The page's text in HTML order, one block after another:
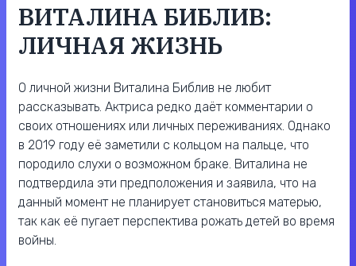
ВИТАЛИНА БИБЛИВ:
ЛИЧНАЯ ЖИЗНЬ
О личной жизни Виталина Библив не любит
рассказывать. Актриса редко даёт комментарии о
своих отношениях или личных переживаниях. Однако
в 2019 году её заметили с кольцом на пальце, что
породило слухи о возможном браке. Виталина не
подтвердила эти предположения и заявила, что на
данный момент не планирует становиться матерью,
так как её пугает перспектива рожать детей во время
войны.